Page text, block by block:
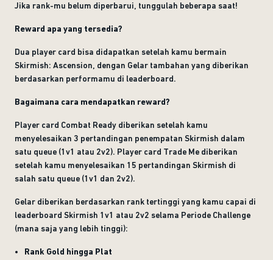
Jika rank-mu belum diperbarui, tunggulah beberapa saat!
Reward apa yang tersedia?
Dua player card bisa didapatkan setelah kamu bermain
Skirmish: Ascension, dengan Gelar tambahan yang diberikan
berdasarkan performamu di leaderboard.
Bagaimana cara mendapatkan reward?
Player card Combat Ready diberikan setelah kamu
menyelesaikan 3 pertandingan penempatan Skirmish dalam
satu queue (1v1 atau 2v2). Player card Trade Me diberikan
setelah kamu menyelesaikan 15 pertandingan Skirmish di
salah satu queue (1v1 dan 2v2).
Gelar diberikan berdasarkan rank tertinggi yang kamu capai di
leaderboard Skirmish 1v1 atau 2v2 selama Periode Challenge
(mana saja yang lebih tinggi):
Rank Gold hingga Plat